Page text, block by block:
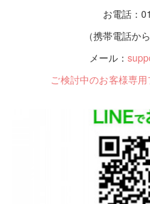
お電話：
（携帯電話から
メール：
ご検討中のお客様専